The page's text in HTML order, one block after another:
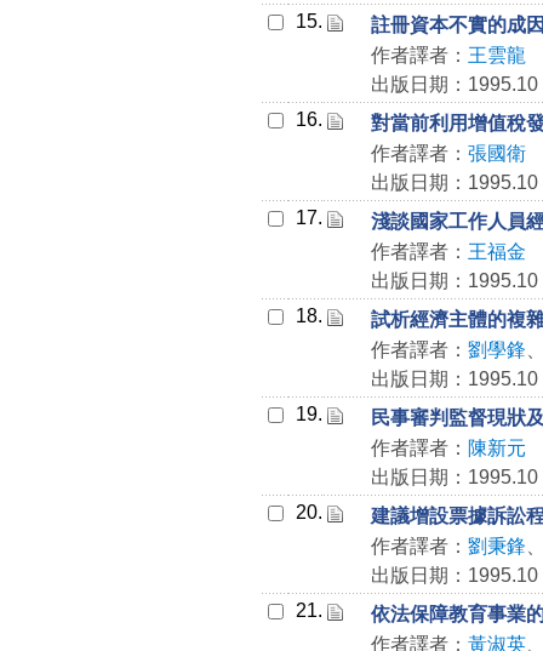
15.
註冊資本不實的成
作者譯者： 王雲龍
出版日期：1995.10
16.
對當前利用增值稅
作者譯者： 張國衛
出版日期：1995.10
17.
淺談國家工作人員
作者譯者： 王福金
出版日期：1995.10
18.
試析經濟主體的複
作者譯者： 劉學鋒
出版日期：1995.10
19.
民事審判監督現狀
作者譯者： 陳新元
出版日期：1995.10
20.
建議增設票據訴訟
作者譯者： 劉秉鋒
出版日期：1995.10
21.
依法保障教育事業
作者譯者： 黃淑英